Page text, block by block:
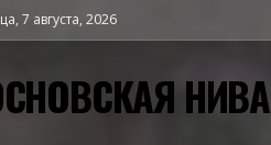
7 августа, 2026
НИВА